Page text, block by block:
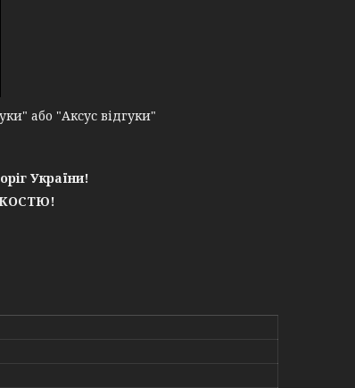
або "Аксус відгуки"
України!